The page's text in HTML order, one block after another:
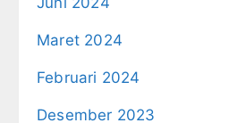
Maret 2024
Februari 2024
Desember 2023